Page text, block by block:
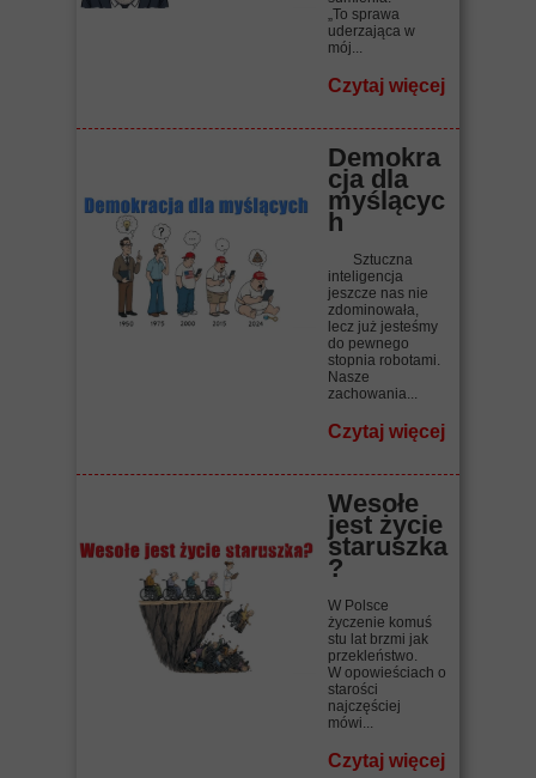
„To sprawa
uderzająca w
mój...
Czytaj więcej
Demokra
cja dla
myślącyc
h
Sztuczna
inteligencja
jeszcze nas nie
zdominowała,
lecz już jesteśmy
do pewnego
stopnia robotami.
Nasze
zachowania...
Czytaj więcej
Wesołe
jest życie
staruszka
?
W Polsce
życzenie komuś
stu lat brzmi jak
przekleństwo.
W opowieściach o
starości
najczęściej
mówi...
Czytaj więcej